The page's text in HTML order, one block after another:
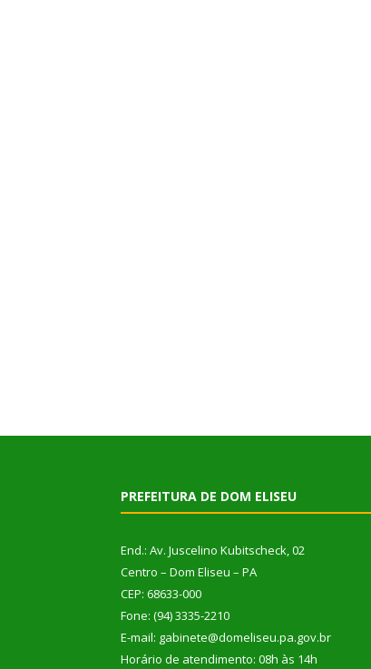
PREFEITURA DE DOM ELISEU
End.: Av. Juscelino Kubitscheck, 02
Centro – Dom Eliseu – PA
CEP: 68633-000
Fone: (94) 3335-2210
E-mail: gabinete@domeliseu.pa.gov.br
Horário de atendimento: 08h às 14h